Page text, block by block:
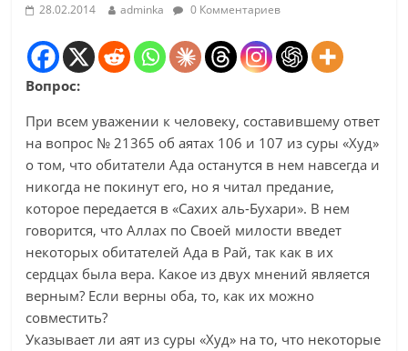
28.02.2014 adminka 0 Комментариев
Вопрос:
При всем уважении к человеку, составившему ответ
на вопрос № 21365 об аятах 106 и 107 из суры «Худ»
о том, что обитатели Ада останутся в нем навсегда и
никогда не покинут его, но я читал предание,
которое передается в «Сахих аль-Бухари». В нем
говорится, что Аллах по Своей милости введет
некоторых обитателей Ада в Рай, так как в их
сердцах была вера. Какое из двух мнений является
верным? Если верны оба, то, как их можно
совместить?
Указывает ли аят из суры «Худ» на то, что некоторые